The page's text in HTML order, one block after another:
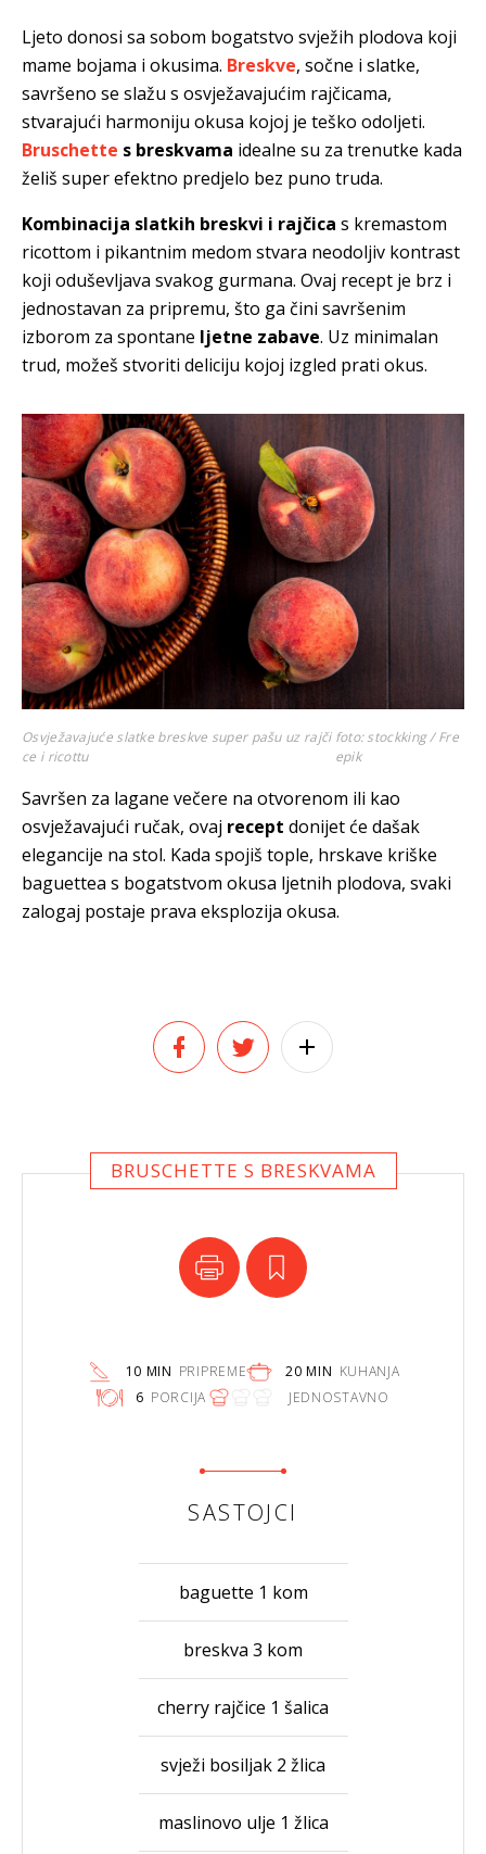
Ljeto donosi sa sobom bogatstvo svježih plodova koji
mame bojama i okusima. Breskve, sočne i slatke,
savršeno se slažu s osvježavajućim rajčicama,
stvarajući harmoniju okusa kojoj je teško odoljeti.
Bruschette s breskvama idealne su za trenutke kada
želiš super efektno predjelo bez puno truda.
Kombinacija slatkih breskvi i rajčica s kremastom
ricottom i pikantnim medom stvara neodoljiv kontrast
koji oduševljava svakog gurmana. Ovaj recept je brz i
jednostavan za pripremu, što ga čini savršenim
izborom za spontane ljetne zabave. Uz minimalan
trud, možeš stvoriti deliciju kojoj izgled prati okus.
Osvježavajuće slatke breskve super pašu uz rajči
ce i ricottu
foto: stockking / Fre
epik
Savršen za lagane večere na otvorenom ili kao
osvježavajući ručak, ovaj recept donijet će dašak
elegancije na stol. Kada spojiš tople, hrskave kriške
baguettea s bogatstvom okusa ljetnih plodova, svaki
zalogaj postaje prava eksplozija okusa.
BRUSCHETTE S BRESKVAMA
10 MIN PRIPREME 20 MIN KUHANJA
6 PORCIJA JEDNOSTAVNO
SASTOJCI
baguette 1 kom
breskva 3 kom
cherry rajčice 1 šalica
svježi bosiljak 2 žlica
maslinovo ulje 1 žlica